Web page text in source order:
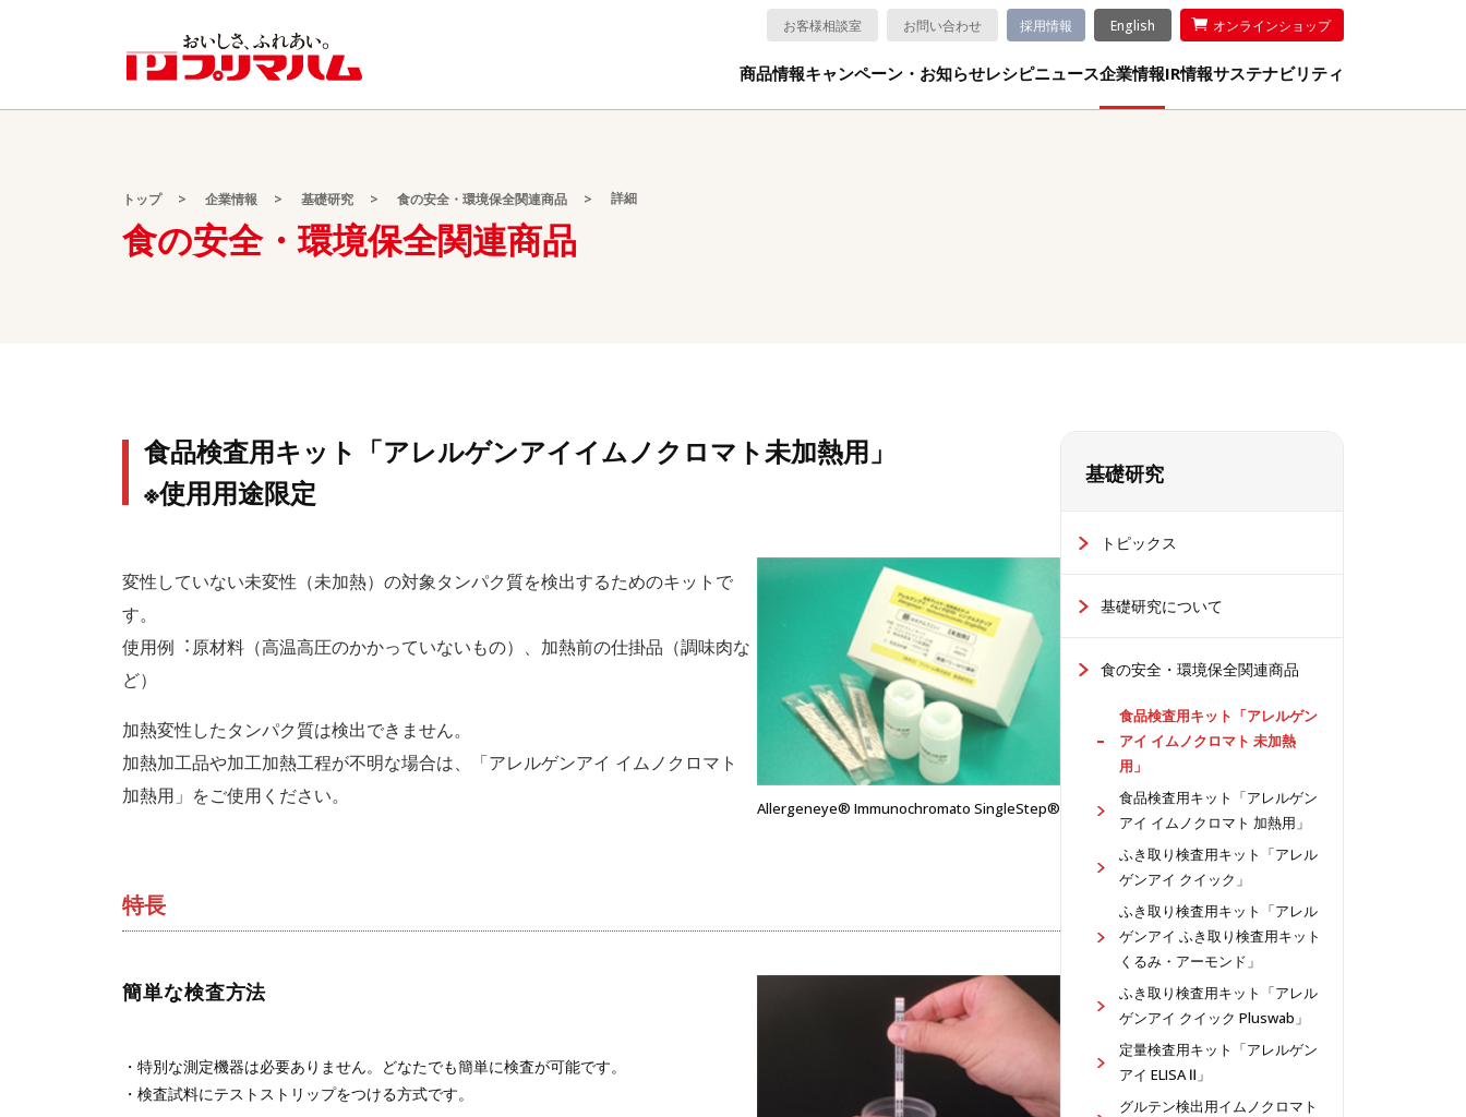
お客様相談室 お問い合わせ 採用情報 English オンラインショップ
商品情報キャンペーン・お知らせレシピニュース企業情報IR情報サステナビリティ
トップ 企業情報 基礎研究 食の安全・環境保全関連商品 詳細
食の安全・環境保全関連商品
⾷品検査⽤キット「アレルゲンアイイムノクロマト未加熱⽤」
※使⽤⽤途限定
Allergeneye® Immunochromato SingleStep®
変性していない未変性（未加熱）の対象タンパク質を検出するためのキットで
す。
使⽤例︓原材料（⾼温⾼圧のかかっていないもの）、加熱前の仕掛品（調味⾁な
ど）
加熱変性したタンパク質は検出できません。
加熱加⼯品や加⼯加熱⼯程が不明な場合は、「アレルゲンアイ イムノクロマト
加熱⽤」をご使⽤ください。
特長
簡単な検査方法
特別な測定機器は必要ありません。どなたでも簡単に検査が可能です。
検査試料にテストストリップをつける方式です。
基礎研究
トピックス
基礎研究について
食の安全・環境保全関連商品
⾷品検査⽤キット「アレルゲン
アイ イムノクロマト 未加熱
⽤」
⾷品検査⽤キット「アレルゲン
アイ イムノクロマト 加熱⽤」
ふき取り検査⽤キット「アレル
ゲンアイ クイック」
ふき取り検査⽤キット「アレル
ゲンアイ ふき取り検査⽤キット
くるみ・アーモンド」
ふき取り検査⽤キット「アレル
ゲンアイ クイック Pluswab」
定量検査⽤キット「アレルゲン
アイ ELISA Ⅱ」
グルテン検出用イムノクロマト